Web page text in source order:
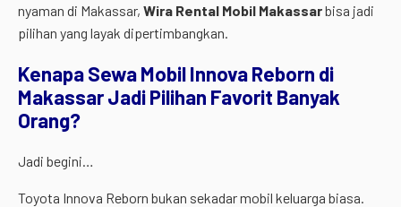
nyaman di Makassar, Wira Rental Mobil Makassarbisa jadi
pilihan yang layak dipertimbangkan.
KenapaSewaMobilInnovaReborn di
MakassarJadiPilihan Favorit Banyak
Orang?
Jadi begini…
Toyota Innova Reborn bukan sekadar mobil keluarga biasa.